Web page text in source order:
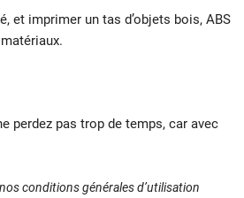
et imprimer un tas d’objets bois, ABS
perdez pas trop de temps, car avec
conditions générales d’utilisation